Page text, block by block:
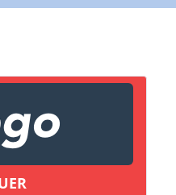
inclus dans courriel)